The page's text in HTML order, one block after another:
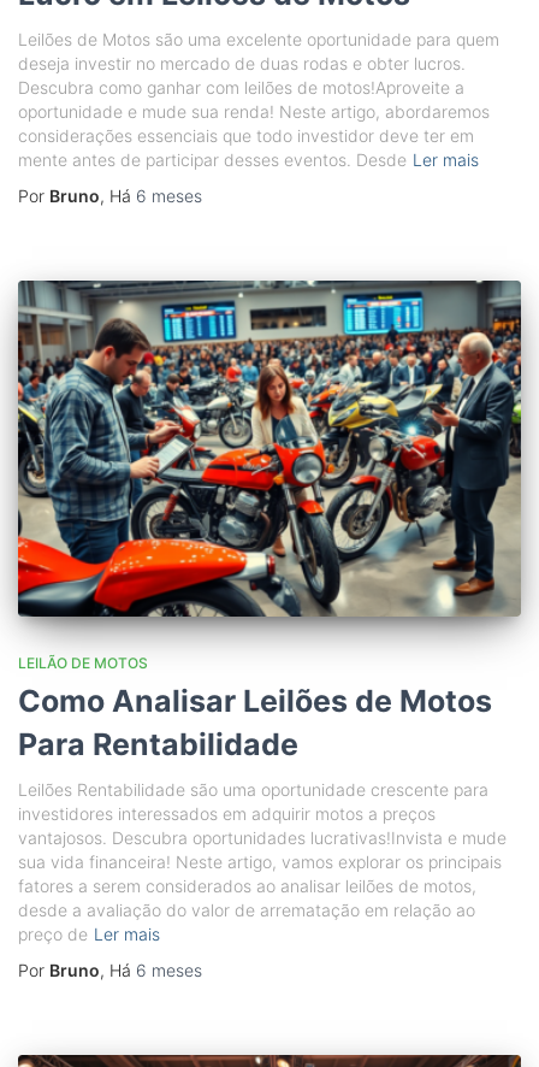
Leilões de Motos são uma excelente oportunidade para quem
deseja investir no mercado de duas rodas e obter lucros.
Descubra como ganhar com leilões de motos!Aproveite a
oportunidade e mude sua renda! Neste artigo, abordaremos
considerações essenciais que todo investidor deve ter em
mente antes de participar desses eventos. Desde Ler mais
Por Bruno, Há 6 meses
LEILÃO DE MOTOS
Como Analisar Leilões de Motos
Para Rentabilidade
Leilões Rentabilidade são uma oportunidade crescente para
investidores interessados em adquirir motos a preços
vantajosos. Descubra oportunidades lucrativas!Invista e mude
sua vida financeira! Neste artigo, vamos explorar os principais
fatores a serem considerados ao analisar leilões de motos,
desde a avaliação do valor de arrematação em relação ao
preço de Ler mais
Por Bruno, Há 6 meses